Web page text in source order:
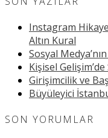
Instagram
Altın Kural
Sosyal
Kişisel
Girişimcilik ve
Büyüleyici
SON YORUMLAR